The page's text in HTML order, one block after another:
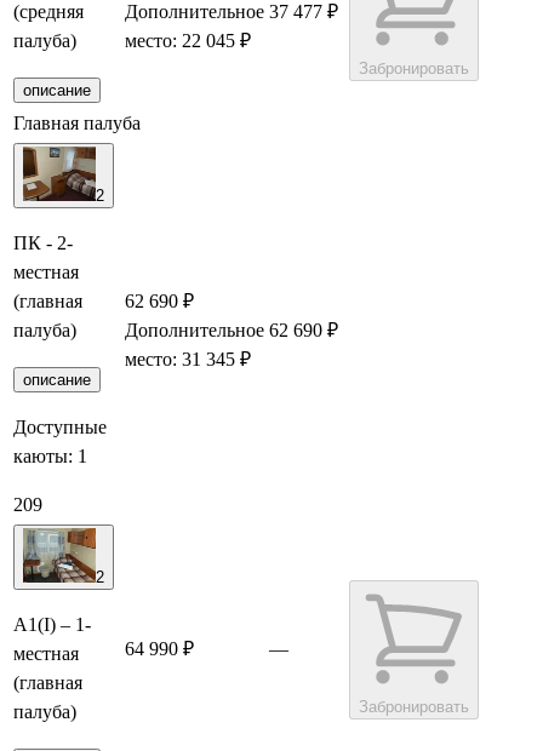
(средняя
палуба)
описание
Дополнительное
место: 22 045 ₽
37 477 ₽
Забронировать
Главная палуба
2
ПК - 2-
местная
(главная
палуба)
описание
Доступные
каюты: 1
209
62 690 ₽
Дополнительное
место: 31 345 ₽
62 690 ₽
2
А1(I) – 1-
местная
(главная
палуба)
64 990 ₽ —
Забронировать